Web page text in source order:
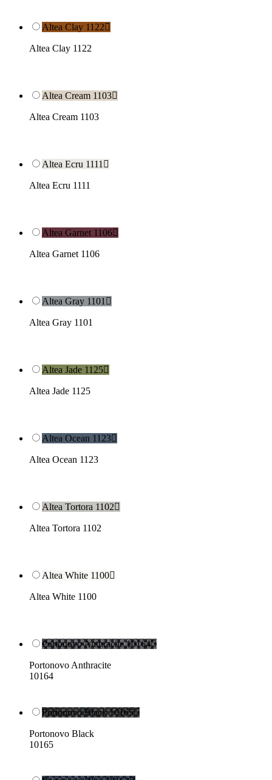
Altea Clay 1122
Altea Clay 1122
Altea Cream 1103
Altea Cream 1103
Altea Ecru 1111 
Altea Ecru 1111
Altea Garnet 1106
Altea Garnet 1106
Altea Gray 1101 
Altea Gray 1101
Altea Jade 1125
Altea Jade 1125
Altea Ocean 1123
Altea Ocean 1123
Altea Tortora 1102
Altea Tortora 1102
Altea White 1100
Altea White 1100
Portonovo Anthracite 10164
Portonovo Anthracite
10164
Portonovo Black 10165
Portonovo Black
10165